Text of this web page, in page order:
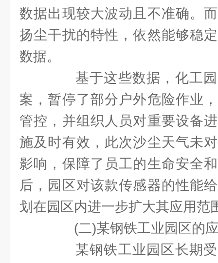
数据出现较大波动且不准确。
扬尘干扰的特性，依然能够稳
数据。
基于这些数据，化工园
案，暂停了部分户外危险作业
管控，并组织人员对重要设备
施及时有效，此次沙尘天气未
影响，保障了员工的生命安全
后，园区对该款传感器的性能
划在园区内进一步扩大其应用范
(二)某钢铁工业园区的
某钢铁工业园区长期受